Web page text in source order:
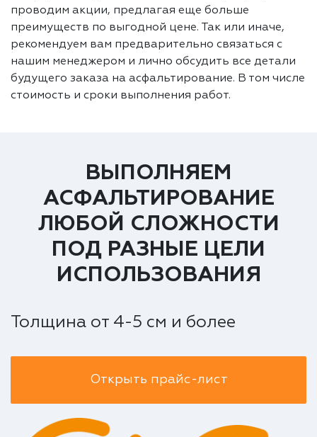
проводим акции, предлагая еще больше
преимуществ по выгодной цене. Так или иначе,
рекомендуем вам предварительно связаться с
нашим менеджером и лично обсудить все детали
будущего заказа на асфальтирование. В том числе
стоимость и сроки выполнения работ.
ВЫПОЛНЯЕМ
АСФАЛЬТИРОВАНИЕ
ЛЮБОЙ СЛОЖНОСТИ
ПОД РАЗНЫЕ ЦЕЛИ
ИСПОЛЬЗОВАНИЯ
Толщина от 4-5 см и более
Открыть прайс-лист